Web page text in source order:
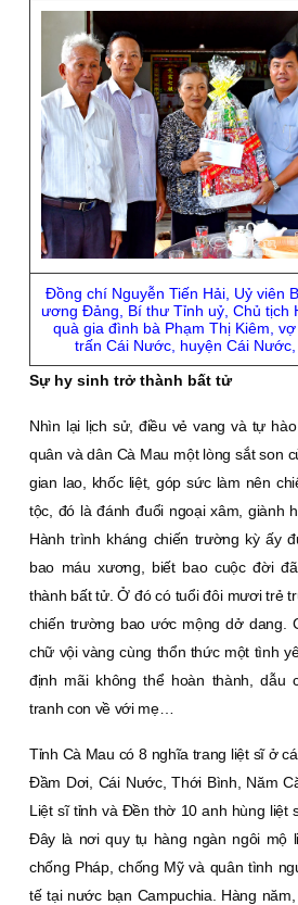
Đồng chí Nguyễn Tiến Hải, Uỷ viên
ương Đảng, Bí thư Tỉnh uỷ, Chủ tịch
quà gia đình bà Phạm Thị Kiêm,
trấn Cái Nước, huyện Cái Nước,
Sự hy sinh trở thành bất tử
Nhìn lại lịch sử, điều vẻ vang và tự
quân và dân Cà Mau một lòng sắt son
gian lao, khốc liệt, góp sức làm nên
tộc, đó là đánh đuổi ngoại xâm, giành
Hành trình kháng chiến trường kỳ ấy
bao máu xương, biết bao cuộc đời
thành bất tử. Ở đó có tuổi đôi mươi trẻ
chiến trường bao ước mộng dở dang.
chữ vội vàng cùng thổn thức một tình
định mãi không thể hoàn thành, dẫu
tranh con về với mẹ…
Tỉnh Cà Mau có 8 nghĩa trang liệt sĩ ở
Đầm Dơi, Cái Nước, Thới Bình, Năm
Liệt sĩ tỉnh và Đền thờ 10 anh hùng liệt
Đây là nơi quy tụ hàng ngàn ngôi mộ
chống Pháp, chống Mỹ và quân tình
tế tại nước bạn Campuchia. Hàng